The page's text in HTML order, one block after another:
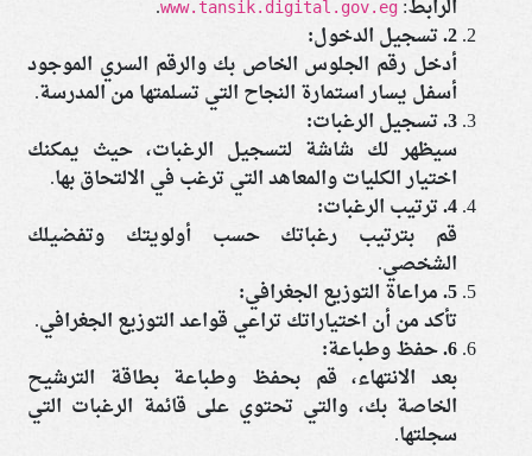
الرابط:www.tansik.digital.gov.eg
.
2. تسجيل الدخول:
أدخل رقم الجلوس الخاص بك والرقم السري الموجود
أسفل يسار استمارة النجاح التي تسلمتها من المدرسة.
3. تسجيل الرغبات:
سيظهر لك شاشة لتسجيل الرغبات، حيث يمكنك
اختيار الكليات والمعاهد التي ترغب في الالتحاق بها.
4. ترتيب الرغبات:
قم بترتيب رغباتك حسب أولويتك وتفضيلك
الشخصي.
5. مراعاة التوزيع الجغرافي:
تأكد من أن اختياراتك تراعي قواعد التوزيع الجغرافي.
6. حفظ وطباعة:
بعد الانتهاء، قم بحفظ وطباعة بطاقة الترشيح
الخاصة بك، والتي تحتوي على قائمة الرغبات التي
سجلتها.